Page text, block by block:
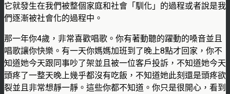
它就發生在我們被整個家庭和社會「馴化」的過程或者說是我
們逐漸被社會化的過程中。
那一年你4歲，非常喜歡唱歌。你有著動聽的躍動的嗓音並且
唱歌讓你快樂。有一天你媽媽加班到了晚上8點才回家，你不
知道她今天跟同事吵了架並且被一位客戶投訴，不知道她今天
頭疼了一整天晚上幾乎都沒有吃飯，不知道她此刻還是頭疼欲
裂並且非常想靜一靜。這些你都不知道。你只是很開心，看到